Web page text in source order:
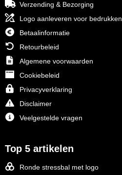
Verzending & Bezorging
Logo aanleveren voor bedrukken
Betaalinformatie
Retourbeleid
Algemene voorwaarden
Cookiebeleid
Privacyverklaring
Disclaimer
Veelgestelde vragen
Top 5 artikelen
Ronde stressbal met logo